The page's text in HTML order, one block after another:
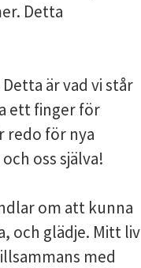
Detta
är vad vi står
ett finger för
redo för nya
oss själva!
om att kunna
och glädje. Mitt liv
med